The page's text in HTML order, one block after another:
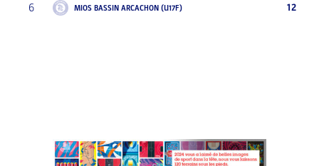
6 MIOS BASSIN ARCACHON (U17F) 12